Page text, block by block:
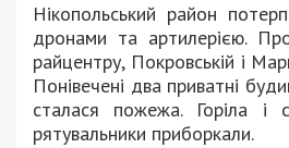
Нікопольський район
дронами та артилерією.
райцентру, Покровській і
Понівечені два приватні
сталася пожежа. Горіла і
рятувальники приборкали.